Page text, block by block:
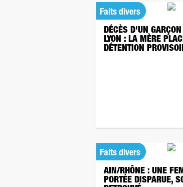
Faits divers
DÉCÈS D'UN
LYON : LA MÈRE
DÉTENTION
Faits divers
AIN/RHÔNE : UNE
PORTÉE DISPARUE,